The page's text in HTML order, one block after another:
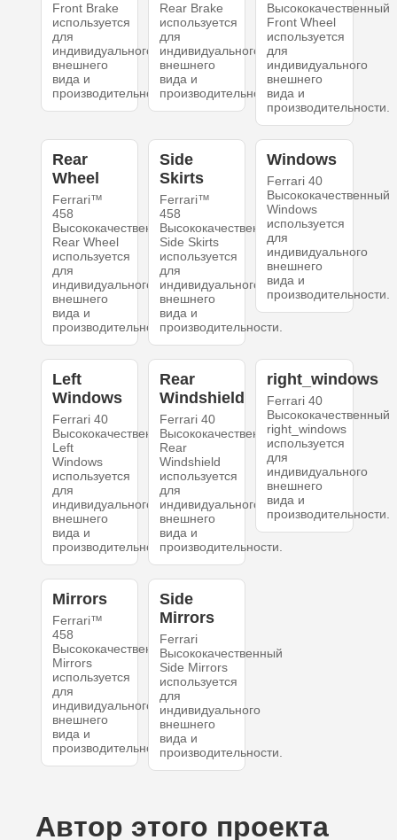
Front Brake
используется
для
индивидуального
внешнего
вида и
производительности.
Rear Brake
используется
для
индивидуального
внешнего
вида и
производительности.
Высококачественный
Front Wheel
используется
для
индивидуального
внешнего
вида и
производительности.
Rear
Wheel
Ferrari™
458
Высококачественный
Rear Wheel
используется
для
индивидуального
внешнего
вида и
производительности.
Side
Skirts
Ferrari™
458
Высококачественный
Side Skirts
используется
для
индивидуального
внешнего
вида и
производительности.
Windows
Ferrari 40
Высококачественный
Windows
используется
для
индивидуального
внешнего
вида и
производительности.
Left
Windows
Ferrari 40
Высококачественный
Left
Windows
используется
для
индивидуального
внешнего
вида и
производительности.
Rear
Windshield
Ferrari 40
Высококачественный
Rear
Windshield
используется
для
индивидуального
внешнего
вида и
производительности.
right_windows
Ferrari 40
Высококачественный
right_windows
используется
для
индивидуального
внешнего
вида и
производительности.
Mirrors
Ferrari™
458
Высококачественный
Mirrors
используется
для
индивидуального
внешнего
вида и
производительности.
Side
Mirrors
Ferrari
Высококачественный
Side Mirrors
используется
для
индивидуального
внешнего
вида и
производительности.
Автор этого проекта